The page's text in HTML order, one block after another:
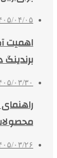
۱۴۰۵/۰۴/
اهمیت
۱۴۰۵/۰۳/
۱۴۰۵/۰۳/